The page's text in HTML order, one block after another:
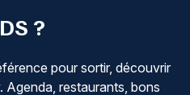
?
pour sortir, découvrir
Agenda, restaurants, bons